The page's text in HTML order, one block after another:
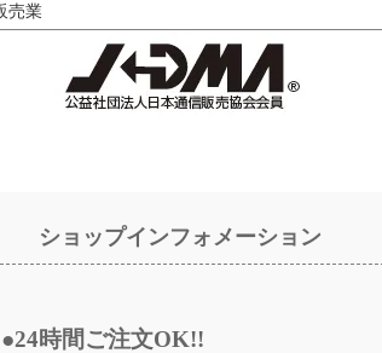
売業
ショップインフォメーション
24時間ご注文OK!!